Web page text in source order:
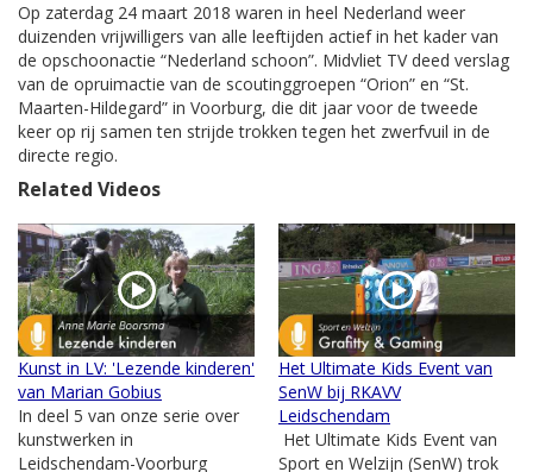
Op zaterdag 24 maart 2018 waren in heel Nederland weer
duizenden vrijwilligers van alle leeftijden actief in het kader van
de opschoonactie “Nederland schoon”. Midvliet TV deed verslag
van de opruimactie van de scoutinggroepen “Orion” en “St.
Maarten-Hildegard” in Voorburg, die dit jaar voor de tweede
keer op rij samen ten strijde trokken tegen het zwerfvuil in de
directe regio.
Related Videos
Kunst in LV: 'Lezende kinderen'
van Marian Gobius
In deel 5 van onze serie over
kunstwerken in
Leidschendam-Voorburg
Het Ultimate Kids Event van
SenW bij RKAVV
Leidschendam
Het Ultimate Kids Event van
Sport en Welzijn (SenW) trok